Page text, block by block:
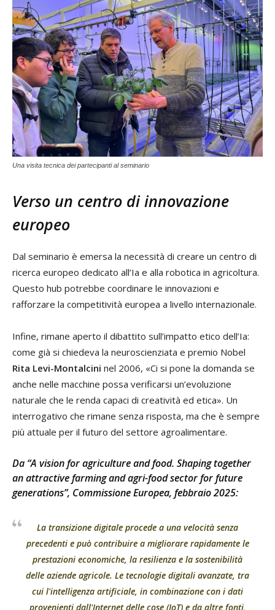
Una visita tecnica dei partecipanti al seminario
Verso un centro di innovazione
europeo
Dal seminario è emersa la necessità di creare un centro di
ricerca europeo dedicato all’Ia e alla robotica in agricoltura.
Questo hub potrebbe coordinare le innovazioni e
rafforzare la competitività europea a livello internazionale.
Infine, rimane aperto il dibattito sull’impatto etico dell’Ia:
come già si chiedeva la neuroscienziata e premio Nobel
Rita Levi-Montalcini nel 2006, «Ci si pone la domanda se
anche nelle macchine possa verificarsi un’evoluzione
naturale che le renda capaci di creatività ed etica». Un
interrogativo che rimane senza risposta, ma che è sempre
più attuale per il futuro del settore agroalimentare.
Da “A vision for agriculture and food. Shaping together
an attractive farming and agri-food sector for future
generations”, Commissione Europea, febbraio 2025:
La transizione digitale procede a una velocità senza
precedenti e può contribuire a migliorare rapidamente le
prestazioni economiche, la resilienza e la sostenibilità
delle aziende agricole. Le tecnologie digitali avanzate, tra
cui l'intelligenza artificiale, in combinazione con i dati
provenienti dall'Internet delle cose (IoT) e da altre fonti,